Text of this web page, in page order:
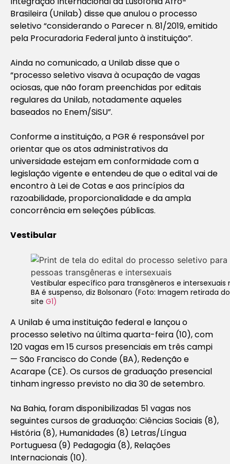
Brasileira (Unilab) disse que anulou o processo
seletivo “considerando o Parecer n. 81/2019, emitido
pela Procuradoria Federal junto à instituição”.
Ainda no comunicado, a Unilab disse que o
“processo seletivo visava à ocupação de vagas
ociosas, que não foram preenchidas por editais
regulares da Unilab, notadamente aqueles
baseados no Enem/SiSU”.
Conforme a instituição, a PGR é responsável por
orientar que os atos administrativos da
universidade estejam em conformidade com a
legislação vigente e entendeu de que o edital vai de
encontro à Lei de Cotas e aos princípios da
razoabilidade, proporcionalidade e da ampla
concorrência em seleções públicas.
Vestibular
Vestibular específico para transgêneros e intersexuais
BA é suspenso, diz Bolsonaro (Foto: Imagem retirada do
site G1)
A Unilab é uma instituição federal e lançou o
processo seletivo na última quarta-feira (10), com
120 vagas em 15 cursos presenciais em três campi
— São Francisco do Conde (BA), Redenção e
Acarape (CE). Os cursos de graduação presencial
tinham ingresso previsto no dia 30 de setembro.
Na Bahia, foram disponibilizadas 51 vagas nos
seguintes cursos de graduação: Ciências Sociais (8),
História (8), Humanidades (8) Letras/Língua
Portuguesa (9) Pedagogia (8), Relações
Internacionais (10).